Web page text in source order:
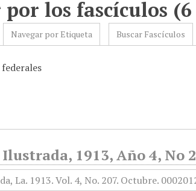
por los fascículos
Navegar por Etiqueta Buscar Fascículos
1913, Año 4, No